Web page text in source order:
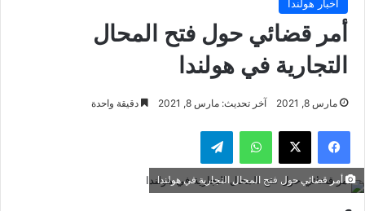
أخبار هولندا
أمر قضائي حول فتح المحال
التجارية في هولندا
مارس 8, 2021 آخر تحديث: مارس 8, 2021 دقيقة واحدة
فيسبوك ‫X واتساب تيلقرام
أمر قضائي حول فتح المحال التجارية في هولندا